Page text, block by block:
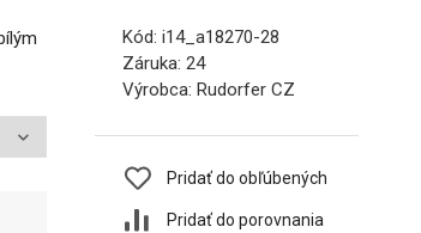
Kód: i14_a18270-28
Záruka: 24
Výrobca: Rudorfer CZ
Pridať do obľúbených
Pridať do porovnania